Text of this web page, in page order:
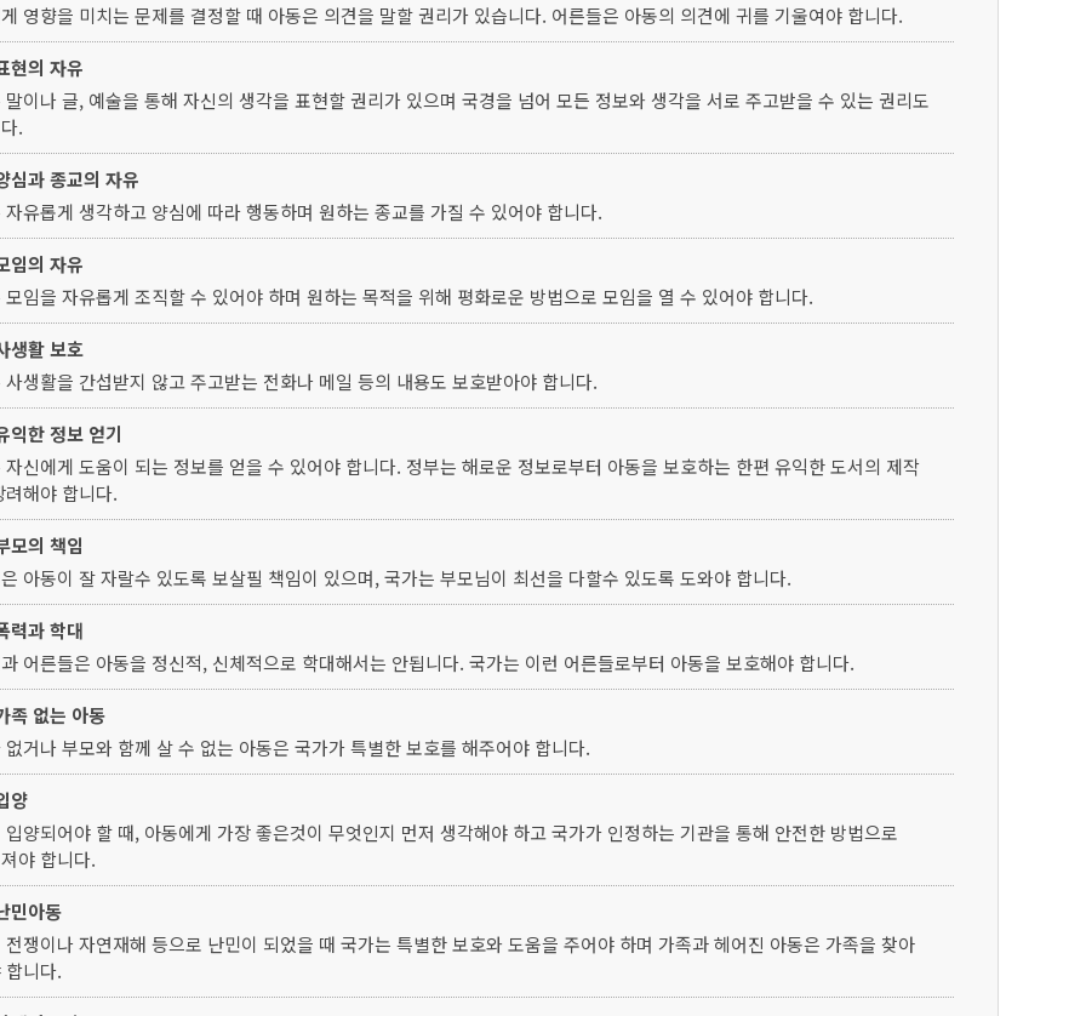
영향을 미치는 문제를 결정할 때 아동은 의견을 말할 권리가 있습니다. 어른들은 아동의 의견에 귀를 기울여야 합니다.
현의 자유
말이나 글, 예술을 통해 자신의 생각을 표현할 권리가 있으며 국경을 넘어 모든 정보와 생각을 서로 주고받을 수 있는 권리도
.
심과 종교의 자유
자유롭게 생각하고 양심에 따라 행동하며 원하는 종교를 가질 수 있어야 합니다.
임의 자유
모임을 자유롭게 조직할 수 있어야 하며 원하는 목적을 위해 평화로운 방법으로 모임을 열 수 있어야 합니다.
생활 보호
사생활을 간섭받지 않고 주고받는 전화나 메일 등의 내용도 보호받아야 합니다.
익한 정보 얻기
자신에게 도움이 되는 정보를 얻을 수 있어야 합니다. 정부는 해로운 정보로부터 아동을 보호하는 한편 유익한 도서의 제작
려해야 합니다.
모의 책임
아동이 잘 자랄수 있도록 보살필 책임이 있으며, 국가는 부모님이 최선을 다할수 있도록 도와야 합니다.
력과 학대
어른들은 아동을 정신적, 신체적으로 학대해서는 안됩니다. 국가는 이런 어른들로부터 아동을 보호해야 합니다.
족 없는 아동
없거나 부모와 함께 살 수 없는 아동은 국가가 특별한 보호를 해주어야 합니다.
양
입양되어야 할 때, 아동에게 가장 좋은것이 무엇인지 먼저 생각해야 하고 국가가 인정하는 기관을 통해 안전한 방법으로
야 합니다.
민아동
전쟁이나 자연재해 등으로 난민이 되었을 때 국가는 특별한 보호와 도움을 주어야 하며 가족과 헤어진 아동은 가족을 찾아
합니다.